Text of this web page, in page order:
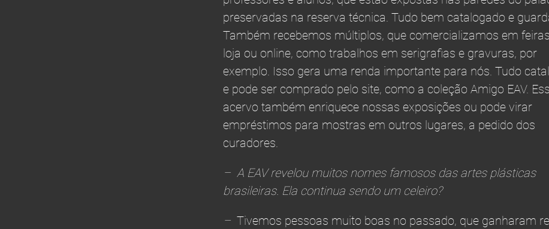
preservadas na reserva técnica. Tudo bem catalogado e
Também recebemos múltiplos, que comercializamos em
loja ou online, como trabalhos em serigrafias e gravuras, por
exemplo. Isso gera uma renda importante para nós. Tudo
e pode ser comprado pelo site, como a coleção Amigo EAV.
acervo também enriquece nossas exposições ou pode virar
empréstimos para mostras em outros lugares, a pedido dos
curadores.
– A EAV revelou muitos nomes famosos das artes plásticas
brasileiras. Ela continua sendo um celeiro?
– Tivemos pessoas muito boas no passado, que ganharam